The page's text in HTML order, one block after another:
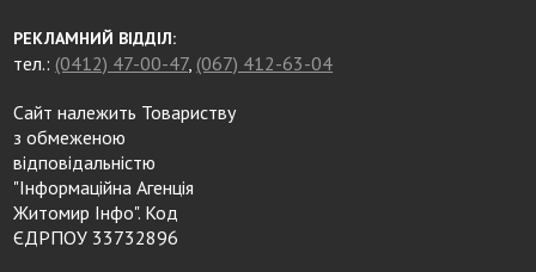
РЕКЛАМНИЙ ВІДДІЛ:
тел.: (0412) 47-00-47, (067) 412-63-04
Сайт належить Товариству
з обмеженою
відповідальністю
"Інформаційна Агенція
Житомир Інфо". Код
ЄДРПОУ 33732896